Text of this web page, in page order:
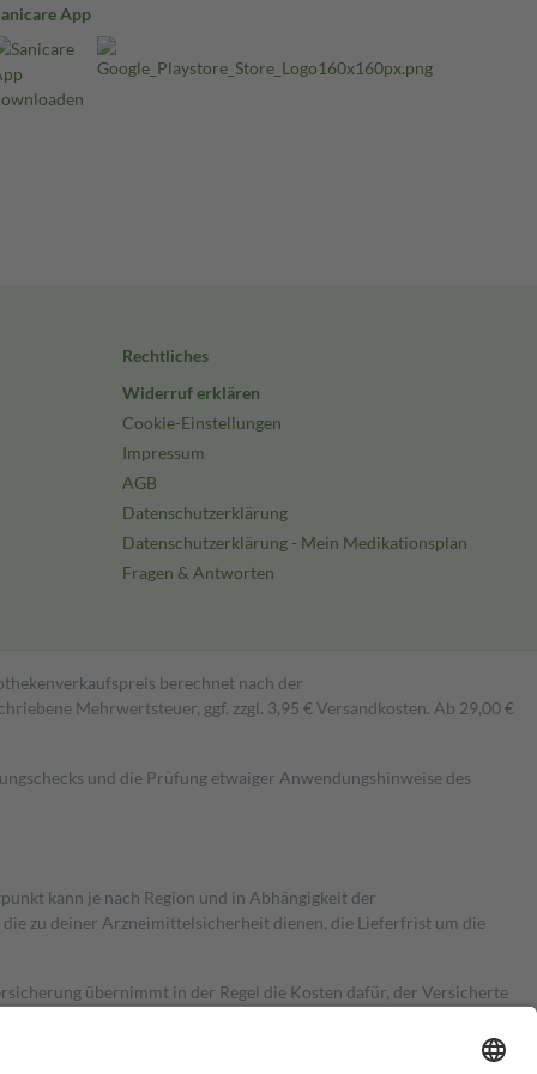
App
Rechtliches
Widerruf erklären
Cookie-Einstellungen
Impressum
AGB
Datenschutzerklärung
Datenschutzerklärung - Mein Medikationsplan
Fragen & Antworten
berechnet nach der
Mehrwertsteuer, ggf. zzgl. 3,95 € Versandkosten. Ab 29,00 €
und die Prüfung etwaiger Anwendungshinweise des
kann je nach Region und in Abhängigkeit der
zu deiner Arzneimittelsicherheit dienen, die Lieferfrist um die
übernimmt in der Regel die Kosten dafür, der Versicherte
Es sind jedoch nie mehr als die tatsächlichen Kosten der Leistung